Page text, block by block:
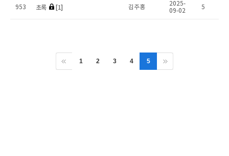
953 초록 [1] 김주홍
2025-
09-02
5
1 2 3 4 5